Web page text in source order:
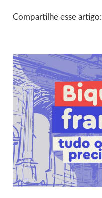
Compartilhe esse artigo: